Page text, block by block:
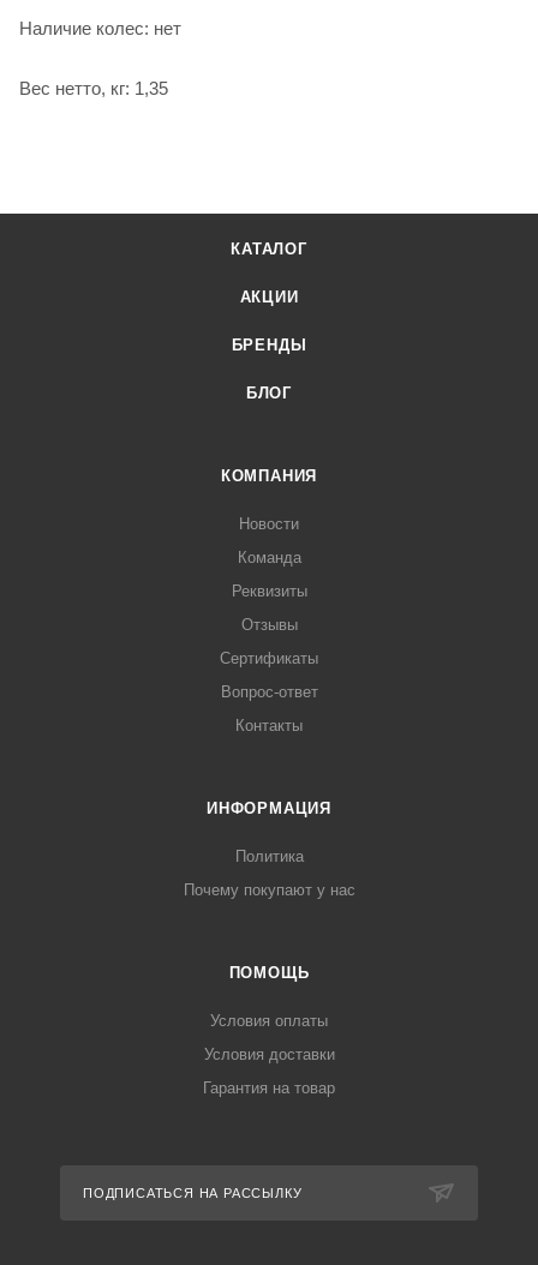
Наличие колес: нет
Вес нетто, кг: 1,35
КАТАЛОГ
АКЦИИ
БРЕНДЫ
БЛОГ
КОМПАНИЯ
Новости
Команда
Реквизиты
Отзывы
Сертификаты
Вопрос-ответ
Контакты
ИНФОРМАЦИЯ
Политика
Почему покупают у нас
ПОМОЩЬ
Условия оплаты
Условия доставки
Гарантия на товар
ПОДПИСАТЬСЯ НА РАССЫЛКУ